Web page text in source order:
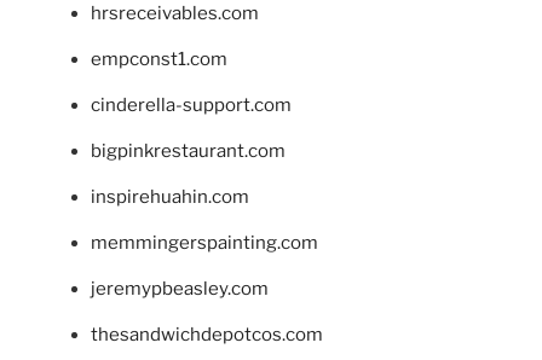
hrsreceivables.com
empconst1.com
cinderella-support.com
bigpinkrestaurant.com
inspirehuahin.com
memmingerspainting.com
jeremypbeasley.com
thesandwichdepotcos.com